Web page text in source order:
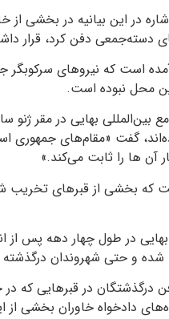
در این بیانیه در بخشی
آمده است که نیروهای
محل نبوده است.
بین‌المللی بهایی در مقر ژنو
گفت «مقام‌های جمهوری
آن ها را ثابت می‌کند.»
که بخشی از قبرهای تخریب
درگذشتگان در قبرهایی که
دادخواه خاوران بخشی